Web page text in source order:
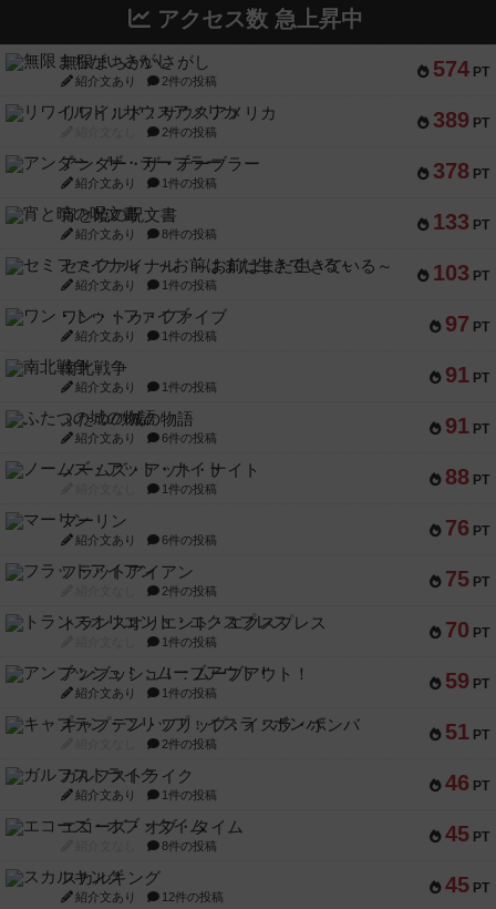
アクセス数 急上昇中
574 PT
無限まちがいさがし
紹介文あり 2件の投稿
389 PT
リワイルド：サウスアメリカ
2件の投稿
378 PT
アンダー・ザ・テーブラー
紹介文あり 1件の投稿
133 PT
宵と暁の呪文書
紹介文あり 8件の投稿
103 PT
セミファイナル ～お前はまだ生きている～
紹介文あり 1件の投稿
97 PT
ワン・トゥ・ファイブ
紹介文あり 1件の投稿
91 PT
南北戦争
紹介文あり 1件の投稿
91 PT
ふたつの城の物語
紹介文あり 6件の投稿
88 PT
ノームズ・アット・ナイト
1件の投稿
76 PT
マーリン
紹介文あり 6件の投稿
75 PT
フラットアイアン
2件の投稿
70 PT
トランスオリエント・エクスプレス
1件の投稿
59 PT
アンブッシュ！：ムーブアウト！
紹介文あり 1件の投稿
51 PT
キャプテン・フリップ：イスラ・ボンバ
2件の投稿
46 PT
ガルフストライク
紹介文あり 1件の投稿
45 PT
エコーズ・オブ・タイム
8件の投稿
45 PT
スカルキング
紹介文あり 12件の投稿